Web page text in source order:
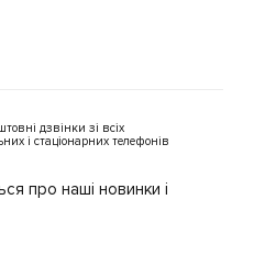
дзвінки зі всіх
і стаціонарних телефонів
про наші новинки і